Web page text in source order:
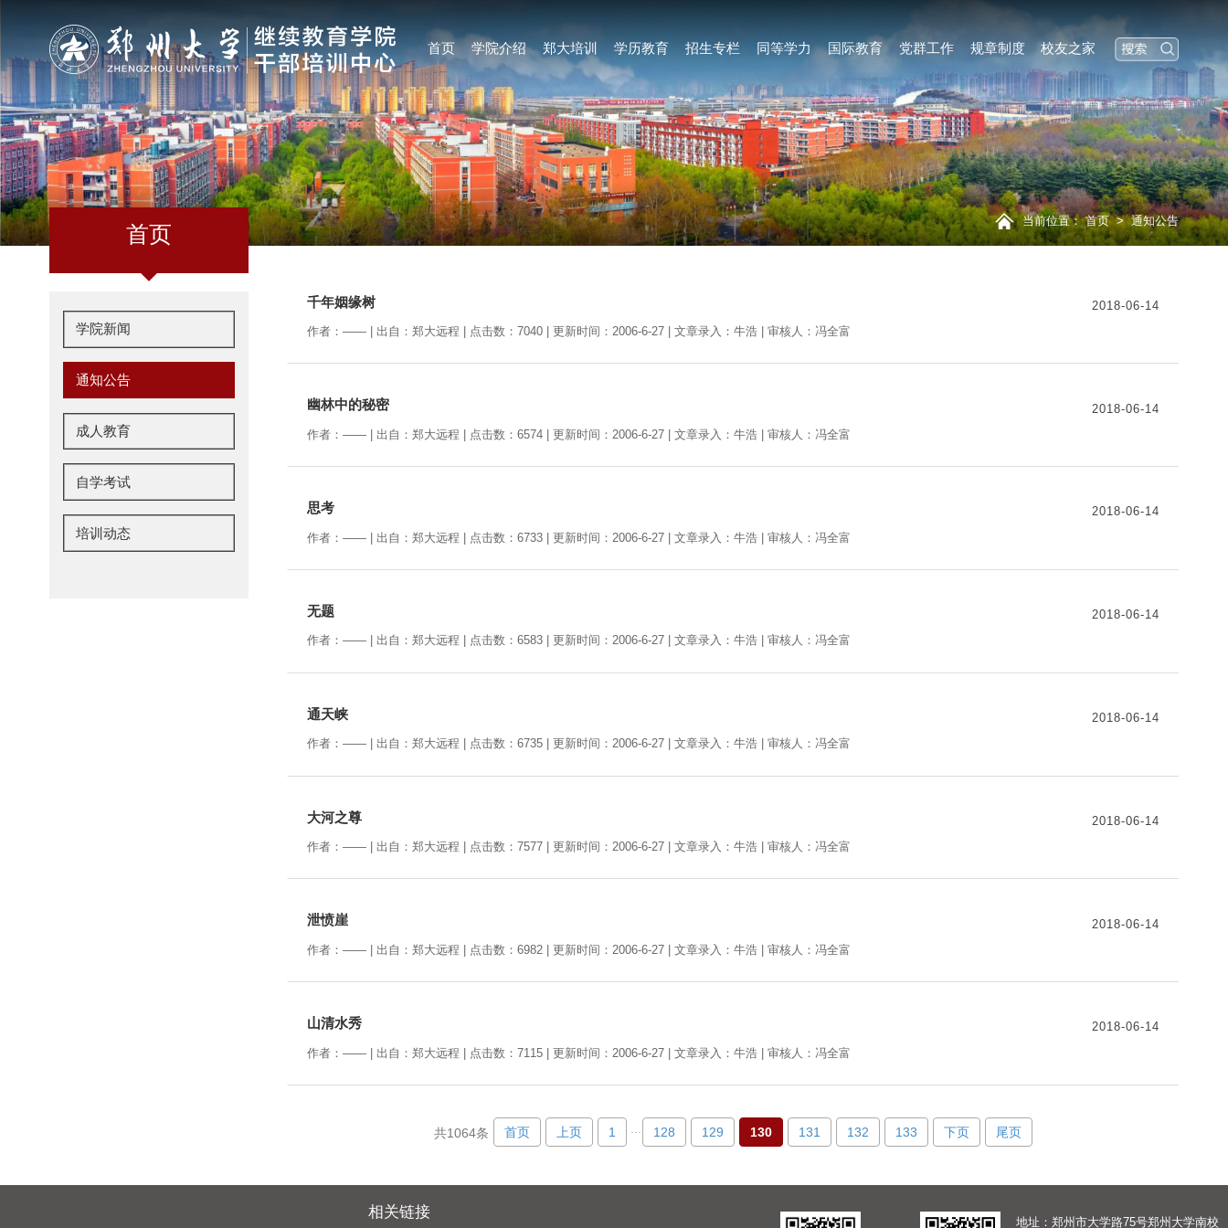
首页 学院介绍 郑大培训 学历教育 招生专栏 同等学力 国际教育 党群工作 规章制度 校友之家
当前位置： 首页>通知公告
首页
学院新闻
通知公告
成人教育
自学考试
培训动态
千年姻缘树 2018-06-14
作者：—— | 出自：郑大远程 | 点击数：7040 | 更新时间：2006-6-27 | 文章录入：牛浩 | 审核人：冯全富
幽林中的秘密 2018-06-14
作者：—— | 出自：郑大远程 | 点击数：6574 | 更新时间：2006-6-27 | 文章录入：牛浩 | 审核人：冯全富
思考 2018-06-14
作者：—— | 出自：郑大远程 | 点击数：6733 | 更新时间：2006-6-27 | 文章录入：牛浩 | 审核人：冯全富
无题 2018-06-14
作者：—— | 出自：郑大远程 | 点击数：6583 | 更新时间：2006-6-27 | 文章录入：牛浩 | 审核人：冯全富
通天峡 2018-06-14
作者：—— | 出自：郑大远程 | 点击数：6735 | 更新时间：2006-6-27 | 文章录入：牛浩 | 审核人：冯全富
大河之尊 2018-06-14
作者：—— | 出自：郑大远程 | 点击数：7577 | 更新时间：2006-6-27 | 文章录入：牛浩 | 审核人：冯全富
泄愤崖 2018-06-14
作者：—— | 出自：郑大远程 | 点击数：6982 | 更新时间：2006-6-27 | 文章录入：牛浩 | 审核人：冯全富
山清水秀 2018-06-14
作者：—— | 出自：郑大远程 | 点击数：7115 | 更新时间：2006-6-27 | 文章录入：牛浩 | 审核人：冯全富
共1064条 首页 上页 1 ... 128 129 130 131 132 133 下页 尾页
相关链接
地址：郑州市大学路75号郑州大学南校